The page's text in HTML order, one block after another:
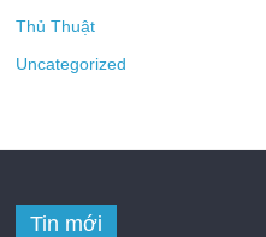
Thủ Thuật
Uncategorized
Tin mới